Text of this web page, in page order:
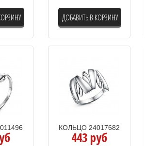
ДОБАВИТЬ В КОРЗИНУ
КОЛЬЦО 24017682
443 руб